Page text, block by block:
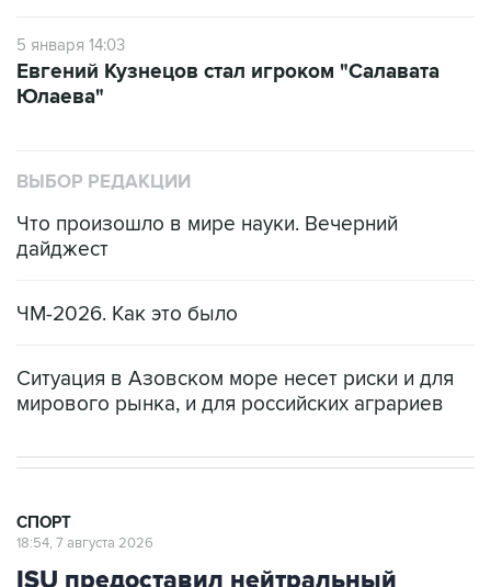
5 января 14:03
Евгений Кузнецов стал игроком "Салавата
Юлаева"
ВЫБОР РЕДАКЦИИ
Что произошло в мире науки. Вечерний
дайджест
ЧМ-2026. Как это было
Ситуация в Азовском море несет риски и для
мирового рынка, и для российских аграриев
СПОРТ
18:54, 7 августа 2026
ISU предоставил нейтральный